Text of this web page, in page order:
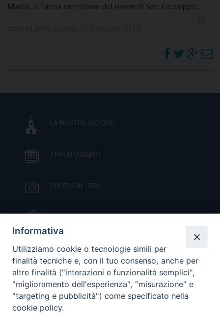
Maria, si faccia menzione del nome di San Giuseppe,…
LA NOSTRA DIOCESI
APPUNTAMENTI
PHOTOGALLERY
IL VESCOVO MONS. ORAZIO FRANCESCO
PIAZZA
VIDEOGALLERY
ORARI S. MESSE
MODULISTICA
Informativa
Utilizziamo cookie o tecnologie simili per
finalità tecniche e, con il tuo consenso, anche per
altre finalità ("interazioni e funzionalità semplici",
"miglioramento dell'esperienza", "misurazione" e
"targeting e pubblicità") come specificato nella
cookie policy.